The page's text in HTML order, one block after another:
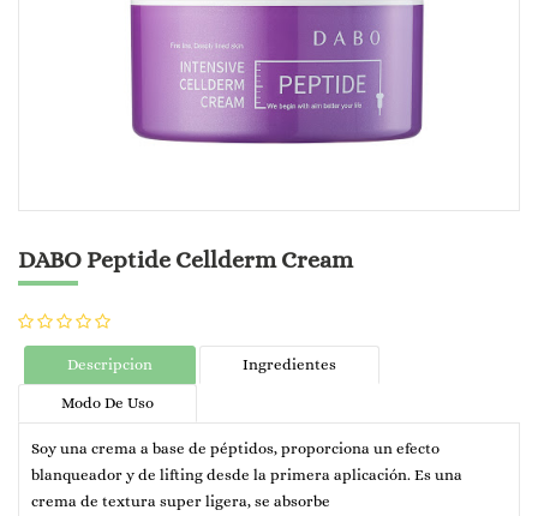
DABO Peptide Cellderm Cream
Descripcion Ingredientes
Modo De Uso
Soy una crema a base de péptidos, proporciona un efecto
blanqueador y de lifting desde la primera aplicación. Es una
crema de textura super ligera, se absorbe